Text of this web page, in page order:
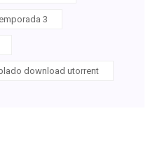
3
download utorrent